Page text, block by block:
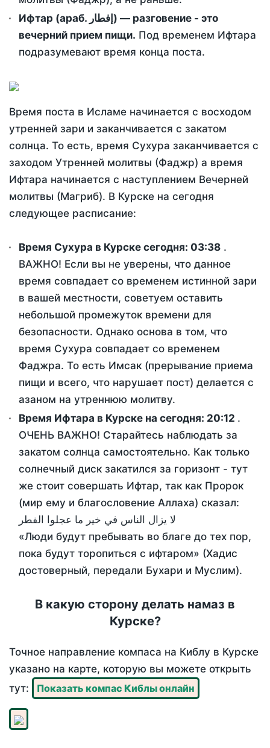
Ифтар (араб. إفطار) — разговение - это
вечерний прием пищи. Под временем Ифтара
подразумевают время конца поста.
Время поста в Исламе начинается с восходом
утренней зари и заканчивается с закатом
солнца. То есть, время Сухура заканчивается с
заходом Утренней молитвы (Фаджр) а время
Ифтара начинается с наступлением Вечерней
молитвы (Магриб). В Курске на сегодня
следующее расписание:
Время Сухура в Курске сегодня: 03:38 .
ВАЖНО! Если вы не уверены, что данное
время совпадает со временем истинной зари
в вашей местности, советуем оставить
небольшой промежуток времени для
безопасности. Однако основа в том, что
время Сухура совпадает со временем
Фаджра. То есть Имсак (прерывание приема
пищи и всего, что нарушает пост) делается с
азаном на утреннюю молитву.
Время Ифтара в Курске на сегодня: 20:12 .
ОЧЕНЬ ВАЖНО! Старайтесь наблюдать за
закатом солнца самостоятельно. Как только
солнечный диск закатился за горизонт - тут
же стоит совершать Ифтар, так как Пророк
(мир ему и благословение Аллаха) сказал:
لا يزال الناس في خير ما عجلوا الفطر
«Люди будут пребывать во благе до тех пор,
пока будут торопиться с ифтаром» (Хадис
достоверный, передали Бухари и Муслим).
В какую сторону делать намаз в
Курске?
Точное направление компаса на Киблу в Курске
указано на карте, которую вы можете открыть
тут:
Показать компас Киблы онлайн